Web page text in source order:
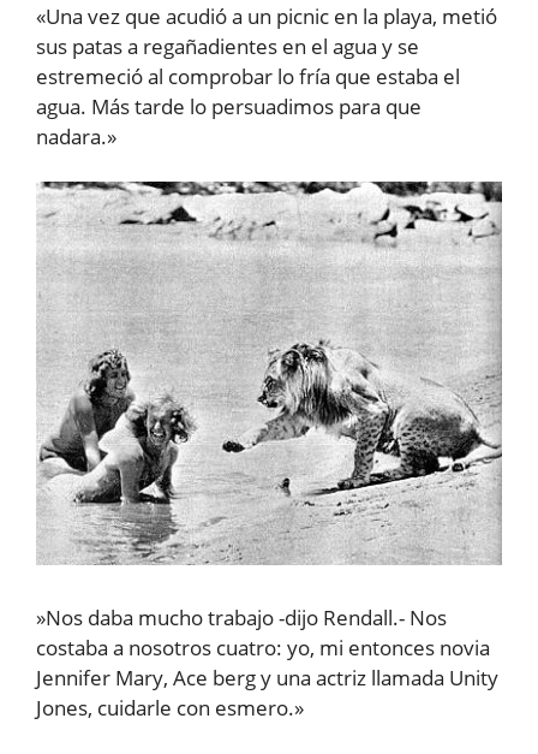
«Una vez que acudió a un picnic en la playa, metió
sus patas a regañadientes en el agua y se
estremeció al comprobar lo fría que estaba el
agua. Más tarde lo persuadimos para que
nadara.»
»Nos daba mucho trabajo -dijo Rendall.- Nos
costaba a nosotros cuatro: yo, mi entonces novia
Jennifer Mary, Ace berg y una actriz llamada Unity
Jones, cuidarle con esmero.»